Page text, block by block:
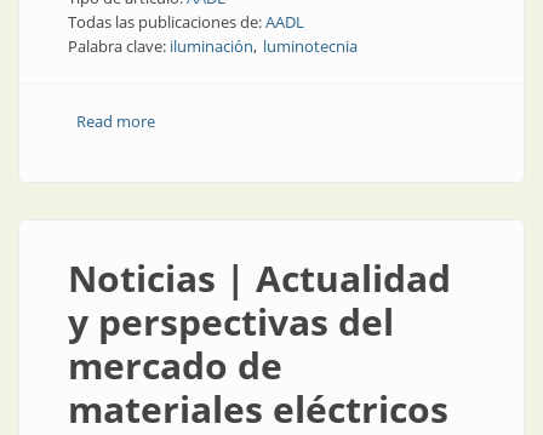
Todas las publicaciones de:AADL
Palabra clave: iluminación luminotecnia
Read moreabout Institución | La luminotecnia se congrega en
Noticias | Actualidad
y perspectivas del
mercado de
materiales eléctricos